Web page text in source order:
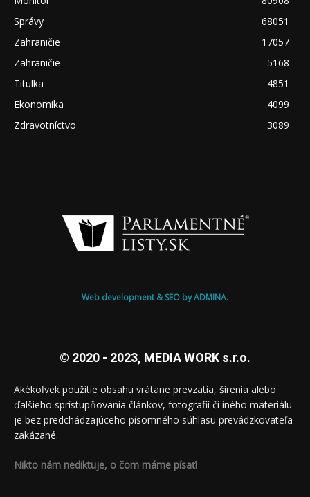
Správy
68051
Zahraničie
17057
Zahraničie
5168
Titulka
4851
Ekonomika
4099
Zdravotníctvo
3089
Web development & SEO by ADMINA.
© 2020 - 2023, MEDIA WORK s.r.o.
Akékoľvek použitie obsahu vrátane prevzatia, šírenia alebo
ďalšieho sprístupňovania článkov, fotografií či iného materiálu
je bez predchádzajúceho písomného súhlasu prevádzkovateľa
zakázané.
Nikto nám nediktuje, o čom máme písať!